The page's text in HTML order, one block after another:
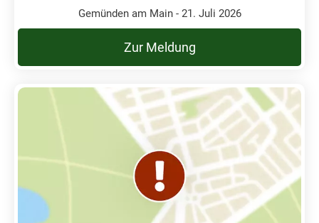
Gemünden am Main - 21. Juli 2026
Zur Meldung